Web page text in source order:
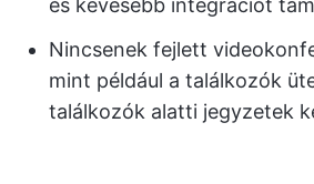
és kevesebb integrációt
Nincsenek fejlett
mint például a találkozók
találkozók alatti jegyzetek